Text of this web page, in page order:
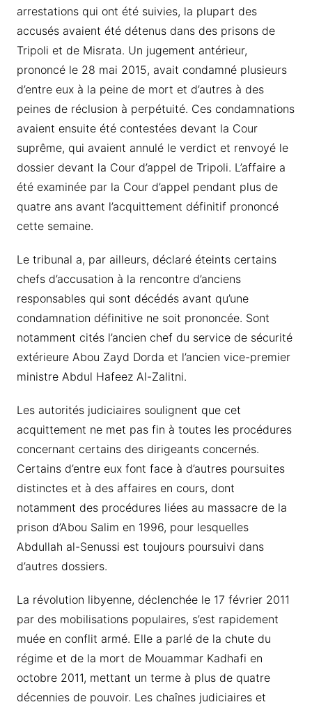
arrestations qui ont été suivies, la plupart des
accusés avaient été détenus dans des prisons de
Tripoli et de Misrata. Un jugement antérieur,
prononcé le 28 mai 2015, avait condamné plusieurs
d’entre eux à la peine de mort et d’autres à des
peines de réclusion à perpétuité. Ces condamnations
avaient ensuite été contestées devant la Cour
suprême, qui avaient annulé le verdict et renvoyé le
dossier devant la Cour d’appel de Tripoli. L’affaire a
été examinée par la Cour d’appel pendant plus de
quatre ans avant l’acquittement définitif prononcé
cette semaine.
Le tribunal a, par ailleurs, déclaré éteints certains
chefs d’accusation à la rencontre d’anciens
responsables qui sont décédés avant qu’une
condamnation définitive ne soit prononcée. Sont
notamment cités l’ancien chef du service de sécurité
extérieure Abou Zayd Dorda et l’ancien vice-premier
ministre Abdul Hafeez Al-Zalitni.
Les autorités judiciaires soulignent que cet
acquittement ne met pas fin à toutes les procédures
concernant certains des dirigeants concernés.
Certains d’entre eux font face à d’autres poursuites
distinctes et à des affaires en cours, dont
notamment des procédures liées au massacre de la
prison d’Abou Salim en 1996, pour lesquelles
Abdullah al-Senussi est toujours poursuivi dans
d’autres dossiers.
La révolution libyenne, déclenchée le 17 février 2011
par des mobilisations populaires, s’est rapidement
muée en conflit armé. Elle a parlé de la chute du
régime et de la mort de Mouammar Kadhafi en
octobre 2011, mettant un terme à plus de quatre
décennies de pouvoir. Les chaînes judiciaires et